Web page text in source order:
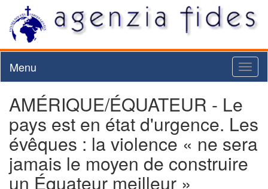
Menu
AMÉRIQUE/ÉQUATEUR - Le
pays est en état d'urgence. Les
évêques : la violence « ne sera
jamais le moyen de construire
un Équateur meilleur »